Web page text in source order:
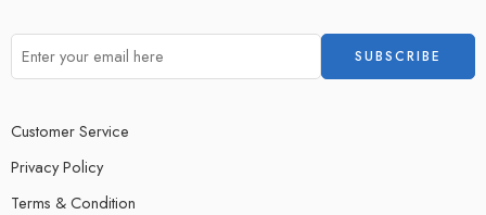
Customer Service
Privacy Policy
Terms & Condition